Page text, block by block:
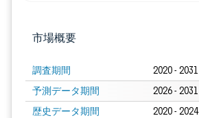
市場概要
調査期間 2020 - 2031
予測データ期間 2026 - 2031
歴史データ期間 2020 - 2024